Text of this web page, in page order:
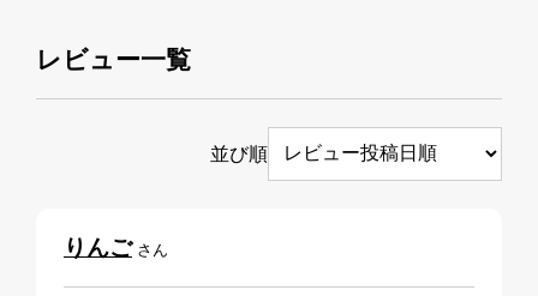
レビュー一覧
並び順
りんごさん